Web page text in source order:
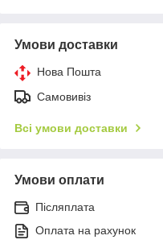
Умови доставки
Нова Пошта
Самовивіз
Всі умови доставки
Умови оплати
Післяплата
Оплата на рахунок